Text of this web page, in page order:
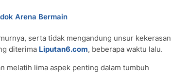
Arena Bermain
serta tidak mengandung unsur kekerasan
diterima Liputan6.com, beberapa waktu lalu.
melatih lima aspek penting dalam tumbuh